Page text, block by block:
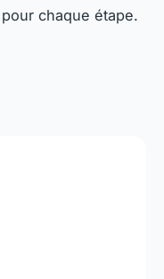
chaque étape.